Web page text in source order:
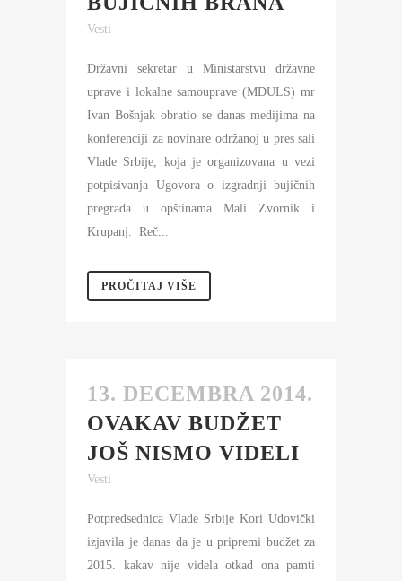
Vesti
Državni sekretar u Ministarstvu državne
uprave i lokalne samouprave (MDULS) mr
Ivan Bošnjak obratio se danas medijima na
konferenciji za novinare održanoj u pres sali
Vlade Srbije, koja je organizovana u vezi
potpisivanja Ugovora o izgradnji bujičnih
pregrada u opštinama Mali Zvornik i
Krupanj. Reč...
PROČITAJ VIŠE
13. DECEMBRA 2014.
OVAKAV BUDŽET
JOŠ NISMO VIDELI
Vesti
Potpredsednica Vlade Srbije Kori Udovički
izjavila je danas da je u pripremi budžet za
2015. kakav nije videla otkad ona pamti